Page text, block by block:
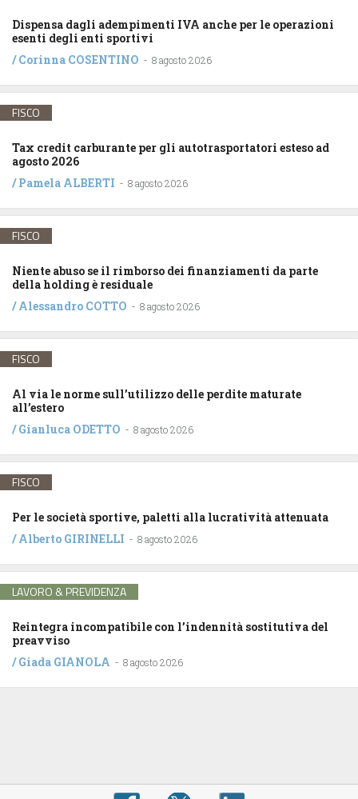
Dispensa dagli adempimenti IVA anche per le operazioni
esenti degli enti sportivi
/Corinna COSENTINO - 8 agosto 2026
FISCO
Tax credit carburante per gli autotrasportatori esteso ad
agosto 2026
/Pamela ALBERTI - 8 agosto 2026
FISCO
Niente abuso se il rimborso dei finanziamenti da parte
della holding è residuale
/Alessandro COTTO - 8 agosto 2026
FISCO
Al via le norme sull’utilizzo delle perdite maturate
all’estero
/Gianluca ODETTO - 8 agosto 2026
FISCO
Per le società sportive, paletti alla lucratività attenuata
/Alberto GIRINELLI - 8 agosto 2026
LAVORO & PREVIDENZA
Reintegra incompatibile con l’indennità sostitutiva del
preavviso
/Giada GIANOLA - 8 agosto 2026